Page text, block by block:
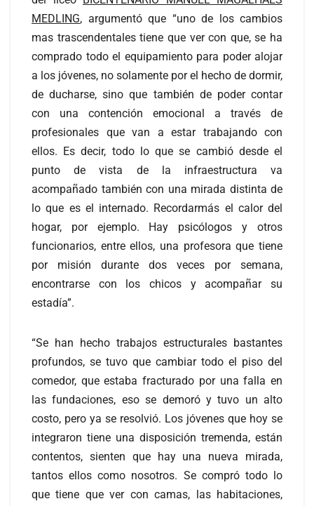
MEDLING, argumentó que “uno de los cambios
mas trascendentales tiene que ver con que, se ha
comprado todo el equipamiento para poder alojar
a los jóvenes, no solamente por el hecho de dormir,
de ducharse, sino que también de poder contar
con una contención emocional a través de
profesionales que van a estar trabajando con
ellos. Es decir, todo lo que se cambió desde el
punto de vista de la infraestructura va
acompañado también con una mirada distinta de
lo que es el internado. Recordarmás el calor del
hogar, por ejemplo. Hay psicólogos y otros
funcionarios, entre ellos, una profesora que tiene
por misión durante dos veces por semana,
encontrarse con los chicos y acompañar su
estadía”.
“Se han hecho trabajos estructurales bastantes
profundos, se tuvo que cambiar todo el piso del
comedor, que estaba fracturado por una falla en
las fundaciones, eso se demoró y tuvo un alto
costo, pero ya se resolvió. Los jóvenes que hoy se
integraron tiene una disposición tremenda, están
contentos, sienten que hay una nueva mirada,
tantos ellos como nosotros. Se compró todo lo
que tiene que ver con camas, las habitaciones,